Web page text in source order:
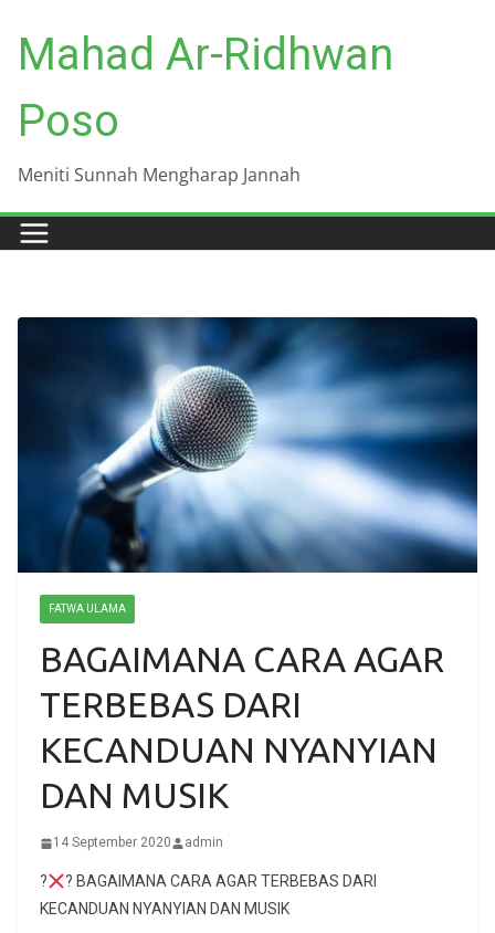
content
Mahad Ar-Ridhwan
Poso
Meniti Sunnah Mengharap Jannah
FATWA ULAMA
BAGAIMANA CARA AGAR
TERBEBAS DARI
KECANDUAN NYANYIAN
DAN MUSIK
14 September 2020 admin
?
? BAGAIMANA CARA AGAR TERBEBAS DARI
KECANDUAN NYANYIAN DAN MUSIK